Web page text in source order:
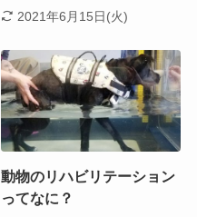
2021年6月15日(火)
動物のリハビリテーション
ってなに？